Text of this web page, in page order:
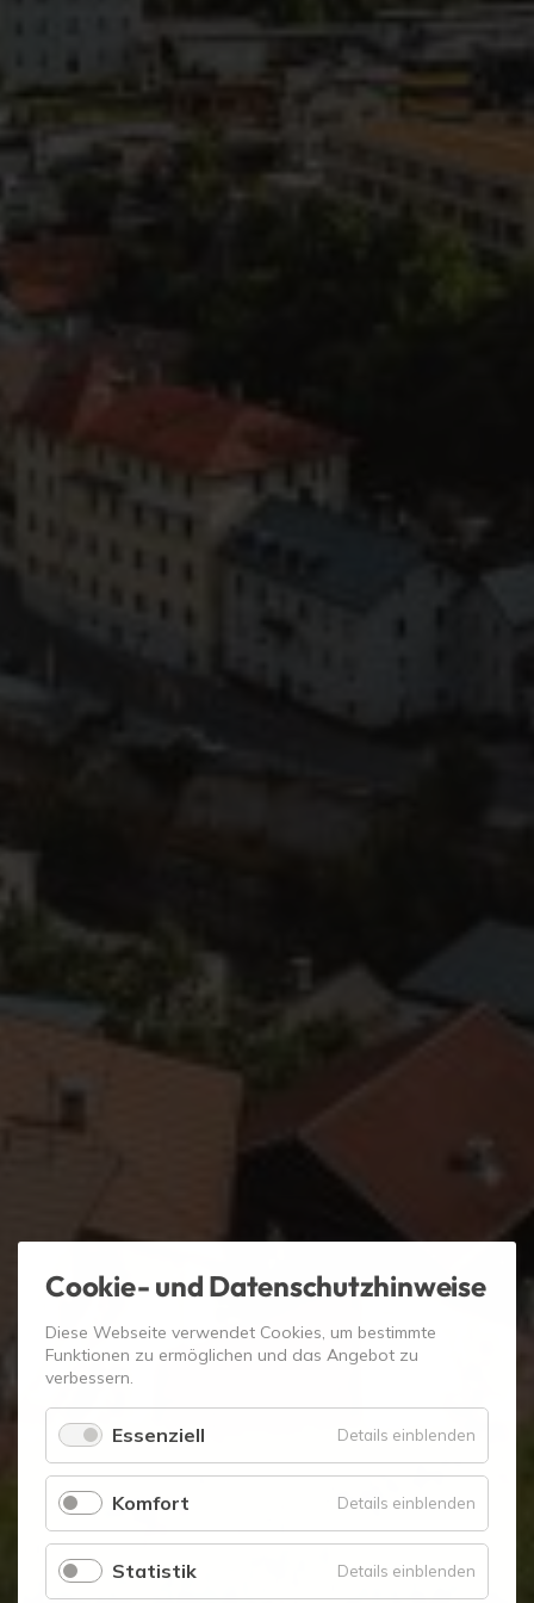
Cookie- und Datenschutzhinweise
Diese Webseite verwendet Cookies, um bestimmte
Funktionen zu ermöglichen und das Angebot zu
verbessern.
Essenziell Details einblenden
Komfort Details einblenden
Komfort
Statistik Details einblenden
Statistik